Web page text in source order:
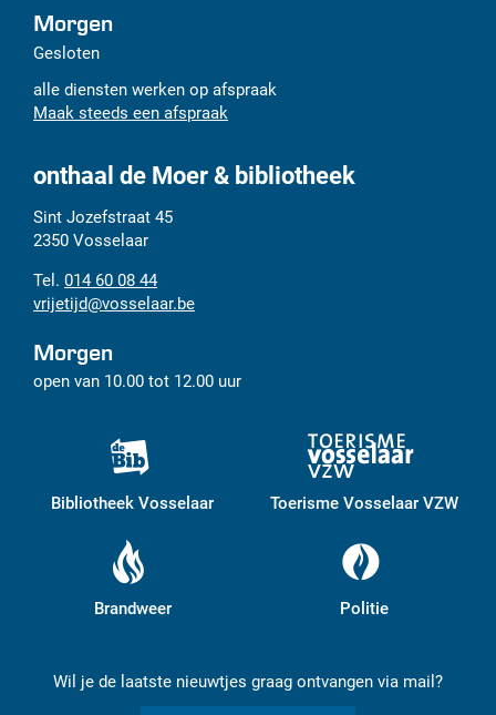
Morgen
Gesloten
alle diensten werken op afspraak
Maak steeds een afspraak
onthaal de Moer & bibliotheek
Adres
Sint Jozefstraat 45
2350 Vosselaar
Tel.
014 60 08 44
E-
mail
vrijetijd@vosselaar.be
Morgen
open van 10.00 tot 12.00 uur
Bibliotheek Vosselaar Toerisme Vosselaar VZW
Brandweer Politie
Wil je de laatste nieuwtjes graag ontvangen via mail?